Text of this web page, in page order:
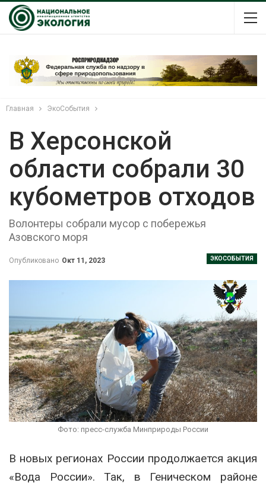
Главная ЭкоСобытия
В Херсонской
области собрали 30
кубометров отходов
Волонтеры собрали мусор с побережья
Азовского моря
ЭКОСОБЫТИЯ
Опубликовано Окт 11, 2023
Фото: пресс-служба Минприроды России
В новых регионах России продолжается акция
«Вода России». Так, в Геническом районе